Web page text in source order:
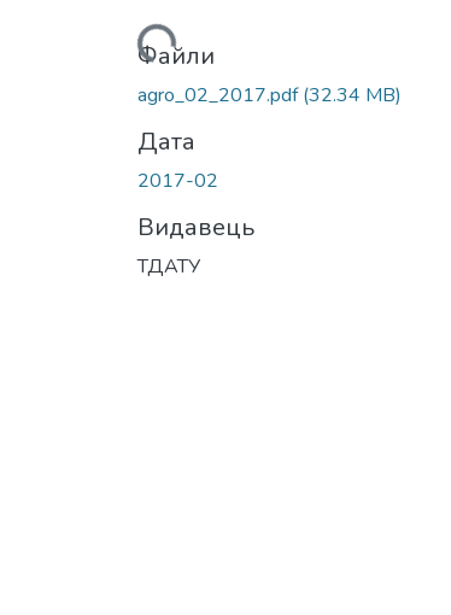
Вантажиться...
Файли
agro_02_2017.pdf(32.34 MB)
Дата
2017-02
Видавець
ТДАТУ